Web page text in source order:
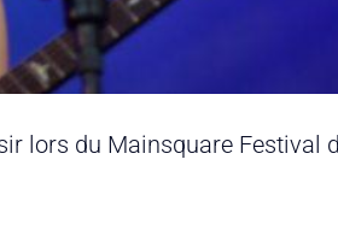
lors du Mainsquare Festival